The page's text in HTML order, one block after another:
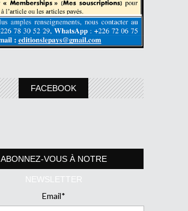
FACEBOOK
ABONNEZ-VOUS À NOTRE
NEWSLETTER
Email*